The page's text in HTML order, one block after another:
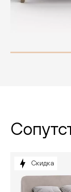
Скидка